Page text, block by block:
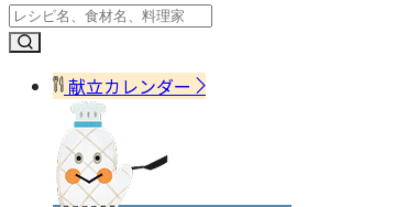
献立カレンダー